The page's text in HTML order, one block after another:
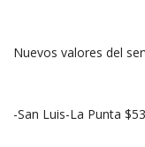
Nuevos valores del
-San Luis-La Punta